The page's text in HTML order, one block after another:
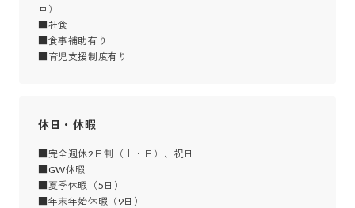
ロ）
■社食
■食事補助有り
■育児支援制度有り
休日・休暇
■完全週休2日制（土・日）、祝日
■GW休暇
■夏季休暇（5日）
■年末年始休暇（9日）